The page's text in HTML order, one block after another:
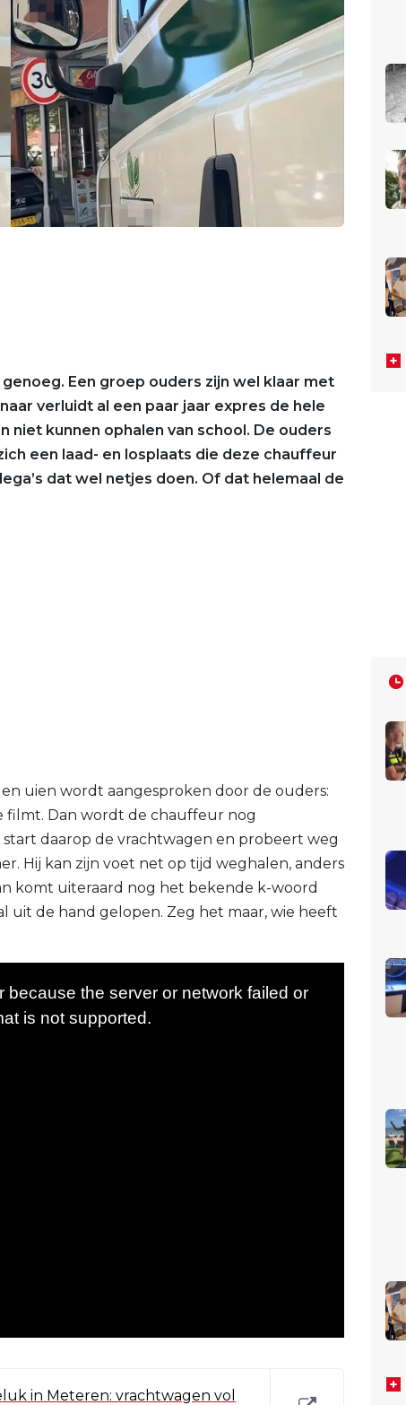
Een groep ouders zijn wel klaar met
verluidt al een paar jaar expres de hele
kunnen ophalen van school. De ouders
een laad- en losplaats die deze chauffeur
dat wel netjes doen. Of dat helemaal de
uien wordt aangesproken door de ouders:
filmt. Dan wordt de chauffeur nog
daarop de vrachtwagen en probeert weg
Hij kan zijn voet net op tijd weghalen, anders
komt uiteraard nog het bekende k-woord
uit de hand gelopen. Zeg het maar, wie heeft
in Meteren: vrachtwagen vol